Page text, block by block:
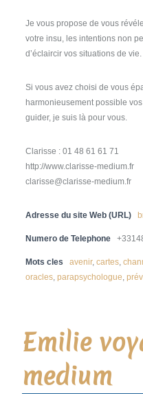
Je vous propose de vous
votre insu, les intentions non
d’éclaircir vos situations de vie.
Si vous avez choisi de vous
harmonieusement possible
guider, je suis là pour vous.
Clarisse : 01 48 61 61 71
http://www.clarisse-medium.fr
clarisse@clarisse-medium.fr
Adresse du site Web (URL)
Numero de Telephone
Mots cles avenir, cartes
oracles parapsychologue
Emilie
medium